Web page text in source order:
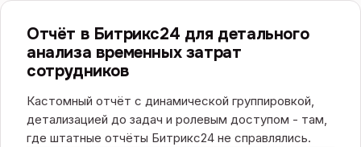
БИТРИКС24
Отчёт в Битрикс24 для детального
анализа временных затрат
сотрудников
Кастомный отчёт с динамической группировкой,
детализацией до задач и ролевым доступом - там,
где штатные отчёты Битрикс24 не справлялись.